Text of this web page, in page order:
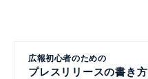
広報初心者のための
プレスリリースの書き方